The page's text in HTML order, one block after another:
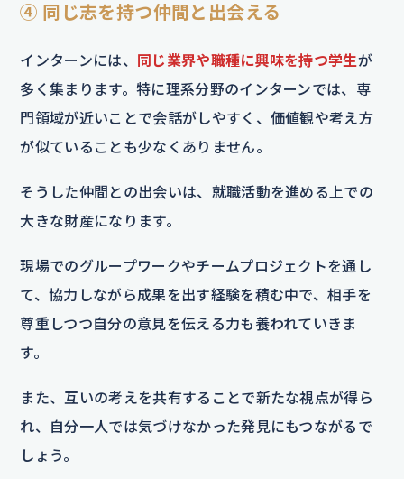
④ 同じ志を持つ仲間と出会える
インターンには、 同じ業界や職種に興味を持つ学生が
多く集まります。特に理系分野のインターンでは、専
門領域が近いことで会話がしやすく、価値観や考え方
が似ていることも少なくありません。
そうした仲間との出会いは、就職活動を進める上での
大きな財産になります。
現場でのグループワークやチームプロジェクトを通し
て、協力しながら成果を出す経験を積む中で、相手を
尊重しつつ自分の意見を伝える力も養われていきま
す。
また、互いの考えを共有することで新たな視点が得ら
れ、自分一人では気づけなかった発見にもつながるで
しょう。